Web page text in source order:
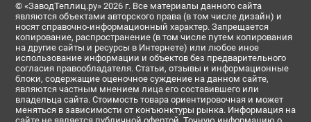
© «ЗаводТеплиц.ру» 2026 г. Все материалы данного сайта
являются объектами авторского права (в том числе дизайн) и
носят справочно-информационный характер. Запрещается
копирование, распространение (в том числе путем копирования
на другие сайты и ресурсы в Интернете) или любое иное
использование информации и объектов без предварительного
согласия правообладателя. Статьи, отзывы и информационные
блоки, содержащие оценочное суждение на данном сайте,
являются частным мнением лица его составившего или
владельца сайта. Стоимость товара ориентировочная и может
меняться в зависимости от конъюнктуры рынка. Информация на